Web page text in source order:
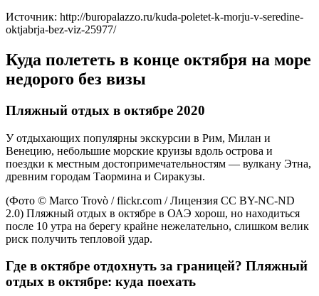
Источник: http://buropalazzo.ru/kuda-poletet-k-morju-v-seredine-
oktjabrja-bez-viz-25977/
Куда полететь в конце октября на море
недорого без визы
Пляжный отдых в октябре 2020
У отдыхающих популярны экскурсии в Рим, Милан и
Венецию, небольшие морские круизы вдоль острова и
поездки к местным достопримечательностям — вулкану Этна,
древним городам Таормина и Сиракузы.
(Фото © Marco Trovò / flickr.com / Лицензия CC BY-NC-ND
2.0) Пляжный отдых в октябре в ОАЭ хорош, но находиться
после 10 утра на берегу крайне нежелательно, слишком велик
риск получить тепловой удар.
Где в октябре отдохнуть за границей? Пляжный
отдых в октябре: куда поехать